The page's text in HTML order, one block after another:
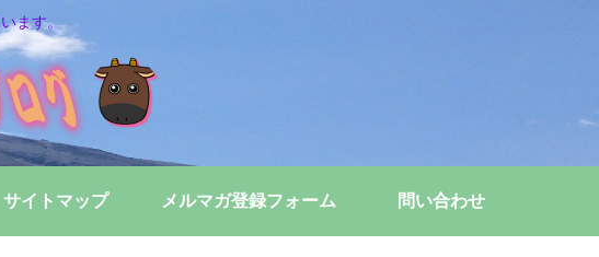
ます。
サイトマップ メルマガ登録フォーム 問い合わせ